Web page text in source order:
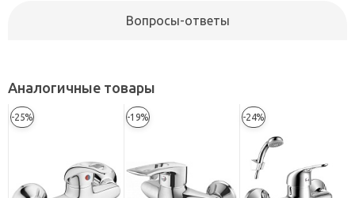
Вопросы-ответы
Аналогичные товары
-25% -19% -24%